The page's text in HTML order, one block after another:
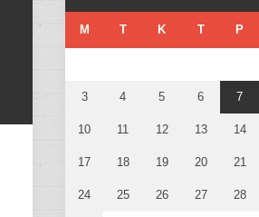
M T K T P
3 4 5 6 7
10 11 12 13 14
17 18 19 20 21
24 25 26 27 28